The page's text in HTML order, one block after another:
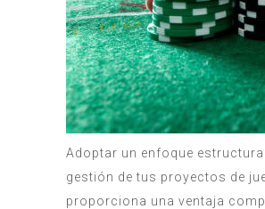
Adoptar un enfoque
gestión de tus proyectos de
proporciona una ventaja